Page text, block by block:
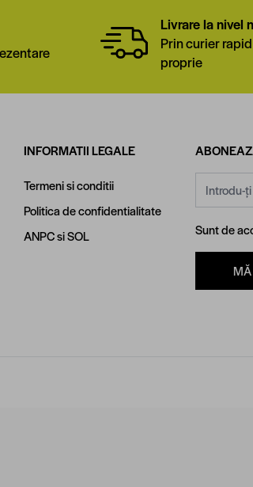
Livrare la nivel
Prin curier
proprie
INFORMATII LEGALE
Termeni si conditii
Politica de confidentialitate
ANPCsiSOL Sunt de